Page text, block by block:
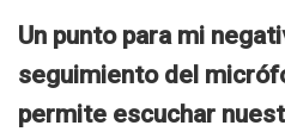
Un punto para mi
seguimiento del
permite escuchar